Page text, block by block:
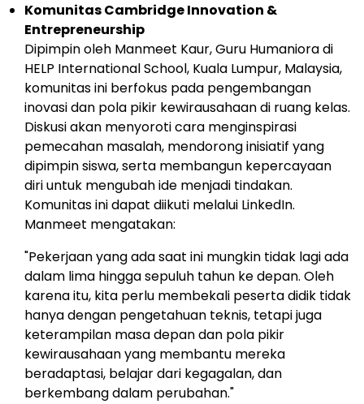
Komunitas Cambridge Innovation &
Entrepreneurship
Dipimpin oleh Manmeet Kaur, Guru Humaniora di
HELP International School, Kuala Lumpur, Malaysia,
komunitas ini berfokus pada pengembangan
inovasi dan pola pikir kewirausahaan di ruang kelas.
Diskusi akan menyoroti cara menginspirasi
pemecahan masalah, mendorong inisiatif yang
dipimpin siswa, serta membangun kepercayaan
diri untuk mengubah ide menjadi tindakan.
Komunitas ini dapat diikuti melalui LinkedIn.
Manmeet mengatakan:
"Pekerjaan yang ada saat ini mungkin tidak lagi ada
dalam lima hingga sepuluh tahun ke depan. Oleh
karena itu, kita perlu membekali peserta didik tidak
hanya dengan pengetahuan teknis, tetapi juga
keterampilan masa depan dan pola pikir
kewirausahaan yang membantu mereka
beradaptasi, belajar dari kegagalan, dan
berkembang dalam perubahan."